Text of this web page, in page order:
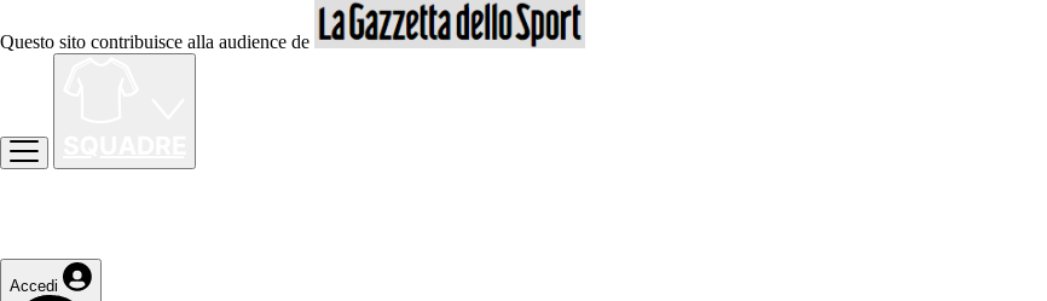
Questo sito contribuisce alla audience de
Accedi